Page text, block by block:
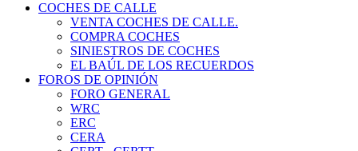
COCHES DE CALLE
VENTA COCHES DE CALLE.
COMPRA COCHES
SINIESTROS DE COCHES
EL BAÚL DE LOS RECUERDOS
FOROS DE OPINIÓN
FORO GENERAL
WRC
ERC
CERA